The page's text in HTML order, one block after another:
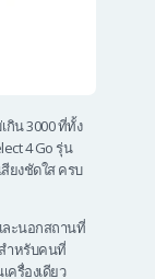
กิน 3000 ที่ทั้ง
4 Go รุ่น
ยงชัดใส ครบ
ละนอกสถานที่
สำหรับคนที่
รื่องเดียว